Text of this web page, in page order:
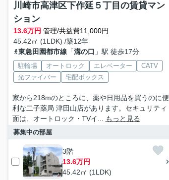
川崎市高津区下作延５丁目の賃貸マン
ション
13.6万円 管理/共益費11,000円
45.42㎡ (1LDK) /築12年
東急田園都市線「溝の口 」駅 徒歩17分
駐輪場 オートロック エレベーター
CATV
光ファイバー
宅配ボックス
家から218mのところに、薬や日用品を買うのに便
利な二子薬局 津田山店があります。セキュリティ
面は、オートロック・TVイ...
もっと見る
募集中の部屋
3階
13.6万円
45.42㎡ (1LDK)